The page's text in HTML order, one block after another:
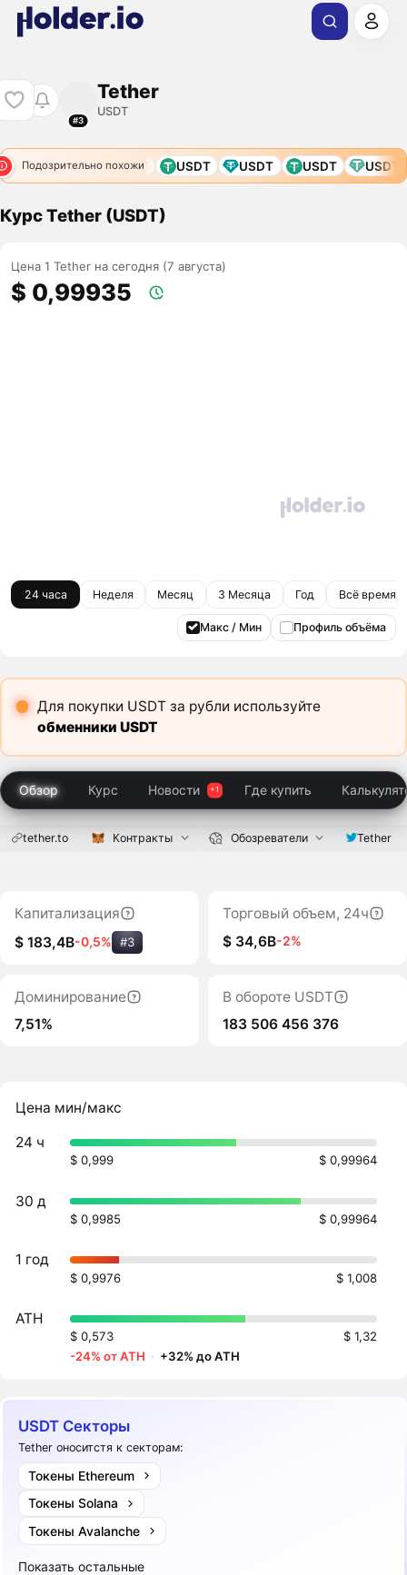
#3
Tether
USDT
Подозрительно похожи USDT USDT USDT USDT
Курс Tether (USDT)
Цена 1 Tether на сегодня (7 августа)
$ 0,99935
24 часа Неделя Месяц 3 Месяца Год Всё время
Макс / Мин Профиль объёма
Для покупки USDT за рубли используйте
обменники USDT
Обзор Курс Новости Где купить
tether.to Контракты Обозреватели Tether
Капитализация
$ 183,4B-0,5% #3
Торговый объем, 24ч
$ 34,6B-2%
Доминирование
7,51%
В обороте USDT
183 506 456 376
Цена мин/макс
24 ч
$ 0,999 $ 0,99964
30 д
$ 0,9985 $ 0,99964
1 год
$ 0,9976 $ 1,008
ATH
$ 0,573
$ 1,32
-24% от ATH · +32% до ATH
USDT Секторы
Tether оноситстя к секторам:
Токены Ethereum
Токены Solana
Токены Avalanche
Показать остальные